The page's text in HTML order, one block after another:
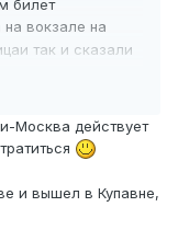
билет
на вокзале на
так и сказали
во Владимире по
месяцок,
Москва действует
и вышел в Купавне,